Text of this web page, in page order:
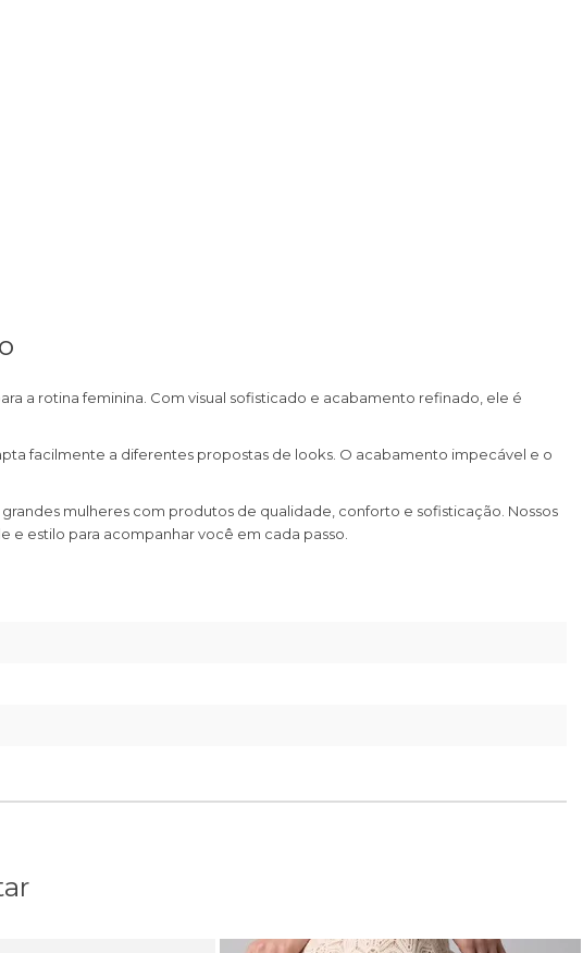
a rotina feminina. Com visual sofisticado e acabamento refinado, ele é
facilmente a diferentes propostas de looks. O acabamento impecável e o
mulheres com produtos de qualidade, conforto e sofisticação. Nossos
e estilo para acompanhar você em cada passo.